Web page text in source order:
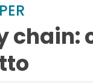
chain: